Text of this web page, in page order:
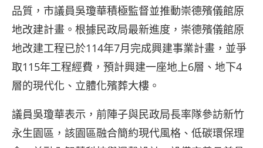
品質，市議員吳瓊華積極監督並推動崇德殯儀館原
地改建計畫。根據民政局最新進度，崇德殯儀館原
地改建工程已於114年7月完成興建事業計畫，並爭
取115年工程經費，預計興建一座地上6層、地下4
層的現代化、立體化殯葬大樓。
議員吳瓊華表示，前陣子與民政局長率隊參訪新竹
永生園區，該園區融合簡約現代風格、低碳環保理